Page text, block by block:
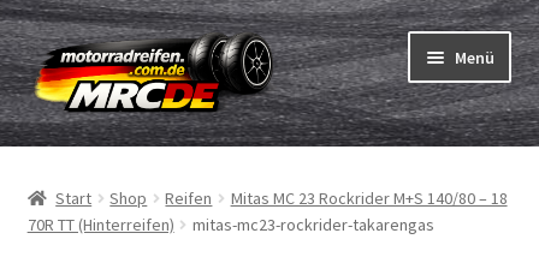
Zur
Navigation
springen
Zum
Inhalt
springen
Menü
Reifen
Schläuche
Start Shop Reifen
Mitas MC 23 Rockrider M+S 140/80 – 18
70R TT (Hinterreifen)
mitas-mc23-rockrider-takarengas